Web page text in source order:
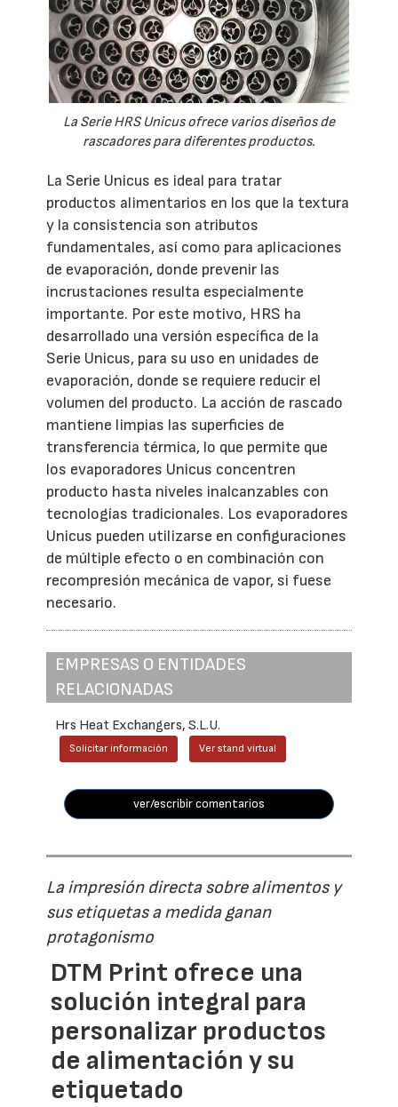
La Serie HRS Unicus ofrece varios diseños de
rascadores para diferentes productos.
La Serie Unicus es ideal para tratar
productos alimentarios en los que la textura
y la consistencia son atributos
fundamentales, así como para aplicaciones
de evaporación, donde prevenir las
incrustaciones resulta especialmente
importante. Por este motivo, HRS ha
desarrollado una versión específica de la
Serie Unicus, para su uso en unidades de
evaporación, donde se requiere reducir el
volumen del producto. La acción de rascado
mantiene limpias las superficies de
transferencia térmica, lo que permite que
los evaporadores Unicus concentren
producto hasta niveles inalcanzables con
tecnologías tradicionales. Los evaporadores
Unicus pueden utilizarse en configuraciones
de múltiple efecto o en combinación con
recompresión mecánica de vapor, si fuese
necesario.
EMPRESAS O ENTIDADES
RELACIONADAS
Hrs Heat Exchangers, S.L.U.
Solicitar información Ver stand virtual
ver/escribir comentarios
La impresión directa sobre alimentos y
sus etiquetas a medida ganan
protagonismo
DTM Print ofrece una
solución integral para
personalizar productos
de alimentación y su
etiquetado